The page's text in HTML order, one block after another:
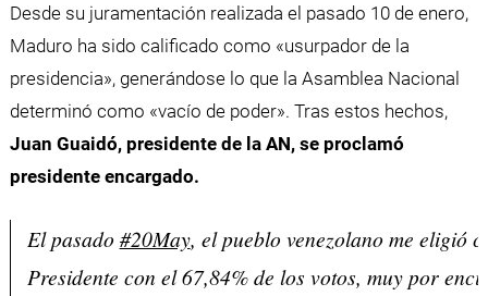
Desde su juramentación realizada el pasado 10 de enero,
Maduro ha sido calificado como «usurpador de la
presidencia», generándose lo que la Asamblea Nacional
determinó como «vacío de poder». Tras estos hechos,
Juan Guaidó, presidente de la AN, se proclamó
presidente encargado.
El pasado #20May, el pueblo venezolano me eligió
Presidente con el 67,84% de los votos, muy por